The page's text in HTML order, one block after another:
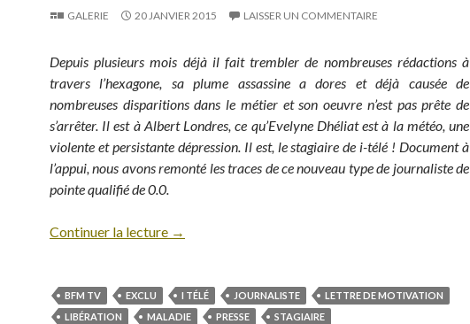
GALERIE 20 JANVIER 2015 LAISSER UN COMMENTAIRE
Depuis plusieurs mois déjà il fait trembler de nombreuses rédactions à
travers l’hexagone, sa plume assassine a dores et déjà causée de
nombreuses disparitions dans le métier et son oeuvre n’est pas prête de
s’arrêter. Il est à Albert Londres, ce qu’Evelyne Dhéliat est à la météo, une
violente et persistante dépression. Il est, le stagiaire de i-télé ! Document à
l’appui, nous avons remonté les traces de ce nouveau type de journaliste de
pointe qualifié de 0.0.
Continuer la lecture →
BFM TV EXCLU I TÉLÉ JOURNALISTE
LETTRE DE MOTIVATION
LIBÉRATION
MALADIE PRESSE STAGIAIRE